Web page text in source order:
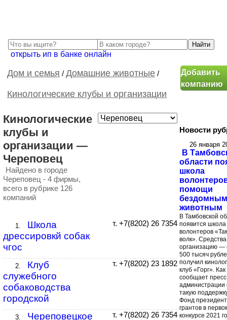
открыть ип в банке онлайн
Дом и семья / Домашние животные /
Кинологические клубы и организации
Добавить
компанию
Кинологические
клубы и
организации —
Череповец
Найдено в городе
Череповец - 4 фирмы,
всего в рубрике 126
компаний
1.
Школа
дрессировкй собак
чгос
т. +7(8202) 26 7354
2.
Клуб
служебного
собаководства
городской
т. +7(8202) 23 1892
3.
Череповецкое
т. +7(8202) 26 7354
Новости
26 января
В
области
школа
помощи
бездомным
животным
В Тамбовской
появится школа
волонтеров
волк».
организацию —
500 тысяч
получил
клуб «Горг». Как
сообщает
администрации
такую
Фонд
грантов в
конкурсе 2021